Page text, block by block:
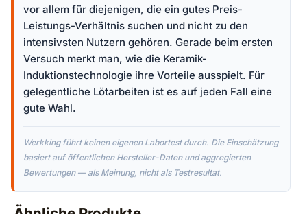
vor allem für diejenigen, die ein gutes Preis-
Leistungs-Verhältnis suchen und nicht zu den
intensivsten Nutzern gehören. Gerade beim ersten
Versuch merkt man, wie die Keramik-
Induktionstechnologie ihre Vorteile ausspielt. Für
gelegentliche Lötarbeiten ist es auf jeden Fall eine
gute Wahl.
Werkking führt keinen eigenen Labortest durch. Die Einschätzung
basiert auf öffentlichen Hersteller-Daten und aggregierten
Bewertungen — als Meinung, nicht als Testresultat.